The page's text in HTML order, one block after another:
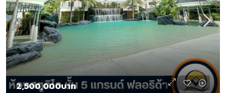
2,500,000บาท